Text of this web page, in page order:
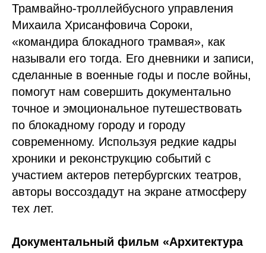
Трамвайно-троллейбусного управления
Михаила Хрисанфовича Сороки,
«командира блокадного трамвая», как
называли его тогда. Его дневники и записи,
сделанные в военные годы и после войны,
помогут нам совершить документально
точное и эмоциональное путешествовать
по блокадному городу и городу
современному. Используя редкие кадры
хроники и реконструкцию событий с
участием актеров петербургских театров,
авторы воссоздадут на экране атмосферу
тех лет.
Документальный фильм «Архитектура